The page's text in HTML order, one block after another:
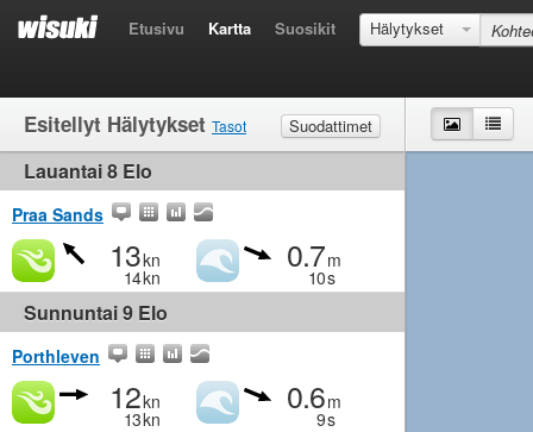
Etusivu Kartta Suosikit Hälytykset
Esitellyt Hälytykset Tasot
Suodattimet
Tuuli
Aallot
Lauantai 8 Elo
Praa Sands
13kn
14kn
0.7m
10s
Sunnuntai 9 Elo
Porthleven
12kn
13kn
0.6m
9s
Kartta